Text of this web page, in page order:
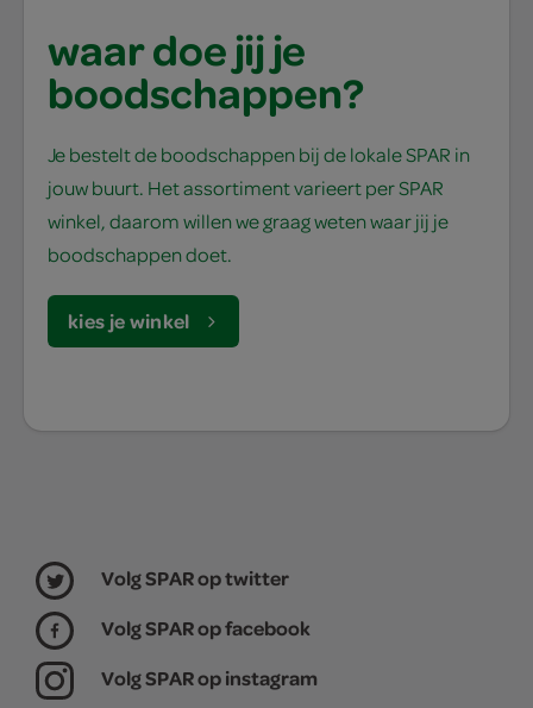
waar doe jij je
boodschappen?
Je bestelt de boodschappen bij de lokale SPAR in
jouw buurt. Het assortiment varieert per SPAR
winkel, daarom willen we graag weten waar jij je
boodschappen doet.
kies je winkel
Volg SPAR op twitter
Volg SPAR op facebook
Volg SPAR op instagram